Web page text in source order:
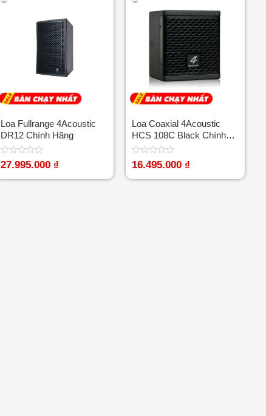
sao
Loa Fullrange 4Acoustic
DR12 Chính Hãng
Được
xếp
hạng
27.995.000 ₫
Loa Coaxial 4Acoustic
HCS 108C Black Chính
Hãng
Được
xếp
hạng
16.495.000 ₫